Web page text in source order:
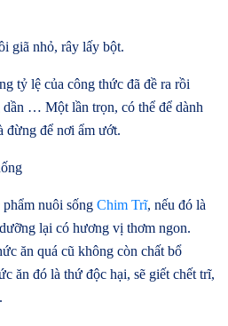
nhỏ, rây lấy bột.
tỷ lệ của công thức đã đề ra rồi
dần … Một lần trọn, có thể để dành
đừng để nơi ẩm ướt.
nuôi sống Chim Trĩ, nếu đó là
lại có hương vị thơm ngon.
ăn quá cũ không còn chất bổ
ăn đó là thứ độc hại, sẽ giết chết trĩ,